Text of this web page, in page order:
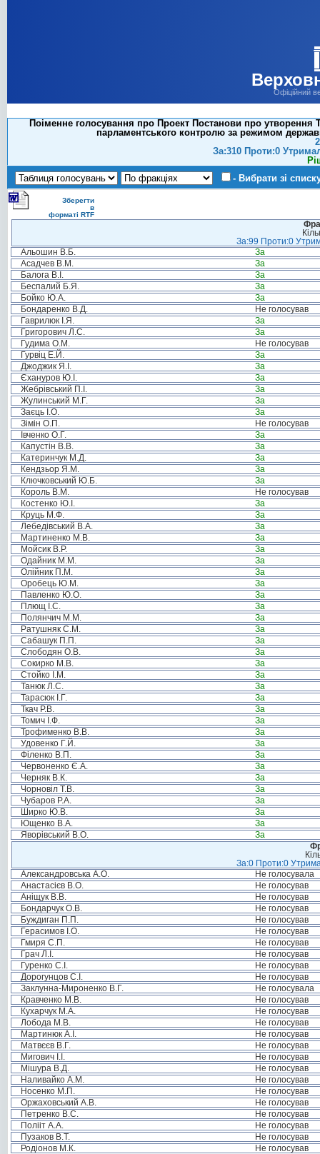
Офіційний
Поіменне голосування про Проект Постанови про утворення
парламентського контролю за режимом
За:310 Проти:0
- Вибрати зі
Зберегти
в
форматі RTF
За:99 Проти:0
Альошин В.Б.
За
Асадчев В.М.
За
Балога В.І.
За
Беспалий Б.Я.
За
Бойко Ю.А.
За
Бондаренко В.Д.
Не голосував
Гаврилюк І.Я.
За
Григорович Л.С.
За
Гудима О.М.
Не голосував
Гурвіц Е.Й.
За
Джоджик Я.І.
За
Єхануров Ю.І.
За
Жебрівський П.І.
За
Жулинський М.Г.
За
Заєць І.О.
За
Зімін О.П.
Не голосував
Івченко О.Г.
За
Капустін В.В.
За
Катеринчук М.Д.
За
Кендзьор Я.М.
За
Ключковський Ю.Б.
За
Король В.М.
Не голосував
Костенко Ю.І.
За
Круць М.Ф.
За
Лебедівський В.А.
За
Мартиненко М.В.
За
Мойсик В.Р.
За
Одайник М.М.
За
Олійник П.М.
За
Оробець Ю.М.
За
Павленко Ю.О.
За
Плющ І.С.
За
Полянчич М.М.
За
Ратушняк С.М.
За
Сабашук П.П.
За
Слободян О.В.
За
Сокирко М.В.
За
Стойко І.М.
За
Танюк Л.С.
За
Тарасюк І.Г.
За
Ткач Р.В.
За
Томич І.Ф.
За
Трофименко В.В.
За
Удовенко Г.Й.
За
Філенко В.П.
За
Червоненко Є.А.
За
Черняк В.К.
За
Чорновіл Т.В.
За
Чубаров Р.А.
За
Ширко Ю.В.
За
Ющенко В.А.
За
Яворівський В.О.
За
За:0 Проти:0
Александровська А.О.
Не голосувала
Анастасієв В.О.
Не голосував
Аніщук В.В.
Не голосував
Бондарчук О.В.
Не голосував
Буждиган П.П.
Не голосував
Герасимов І.О.
Не голосував
Гмиря С.П.
Не голосував
Грач Л.І.
Не голосував
Гуренко С.І.
Не голосував
Дорогунцов С.І.
Не голосував
Заклунна-Мироненко В.Г.
Не голосувала
Кравченко М.В.
Не голосував
Кухарчук М.А.
Не голосував
Лобода М.В.
Не голосував
Мартинюк А.І.
Не голосував
Матвєєв В.Г.
Не голосував
Мигович І.І.
Не голосував
Мішура В.Д.
Не голосував
Наливайко А.М.
Не голосував
Носенко М.П.
Не голосував
Оржаховський А.В.
Не голосував
Петренко В.С.
Не голосував
Полііт А.А.
Не голосував
Пузаков В.Т.
Не голосував
Родіонов М.К.
Не голосував